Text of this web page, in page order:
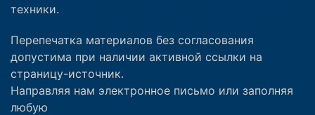
техники.
Перепечатка материалов без согласования
допустима при наличии активной ссылки на
страницу-источник.
Направляя нам электронное письмо или заполняя
любую